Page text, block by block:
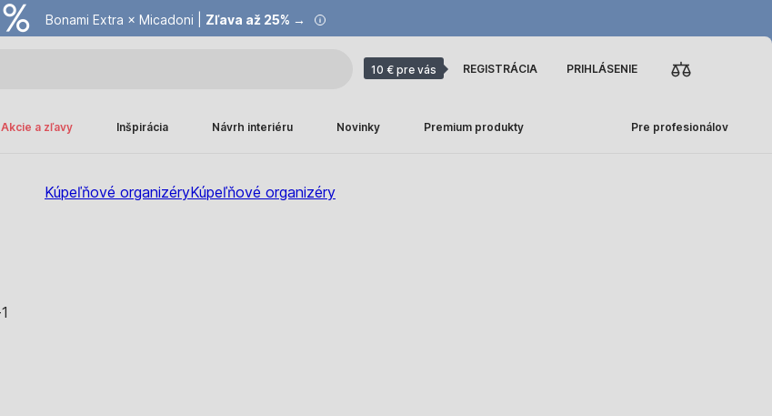
Bonami Extra × Micadoni | Zľava až 25% →
10 € pre vás REGISTRÁCIA PRIHLÁSENIE
Akcie a zľavy Inšpirácia Návrh interiéru Novinky Premium produkty Pre profesionálov
Kúpeľňové organizéryKúpeľňové organizéry